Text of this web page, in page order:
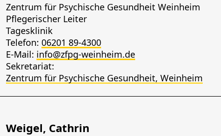
Zentrum für Psychische Gesundheit Weinheim
Pflegerischer Leiter
Tagesklinik
Telefon: 06201 89-4300
E-Mail: info@zfpg-weinheim.de
Sekretariat:
Zentrum für Psychische Gesundheit, Weinheim
Weigel, Cathrin